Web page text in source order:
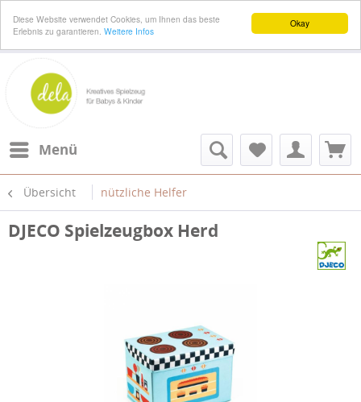
Okay
Diese Website verwendet Cookies, um Ihnen das beste
Erlebnis zu garantieren. Weitere Infos
Menü
Übersicht nützliche Helfer
DJECO Spielzeugbox Herd